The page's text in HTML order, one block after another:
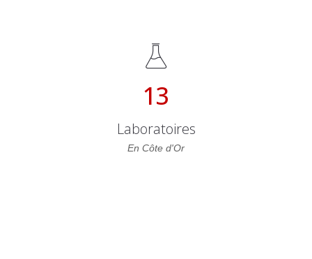
13
Laboratoires
En Côte d'Or